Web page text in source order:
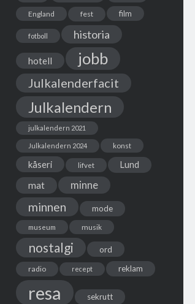
England fest film
fotboll historia
hotell jobb
Julkalenderfacit
Julkalendern
julkalendern 2021
Julkalendern 2024 konst
kåseri lifvet Lund
mat minne
minnen mode
museum musik
nostalgi ord
radio recept reklam
resa sekrutt